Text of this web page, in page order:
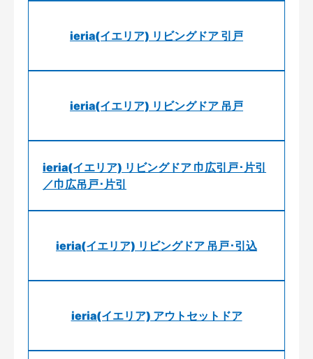
ieria(イエリア) リビングドア 引戸
ieria(イエリア) リビングドア 吊戸
ieria(イエリア) リビングドア 巾広引戸･片引
／巾広吊戸･片引
ieria(イエリア) リビングドア 吊戸･引込
ieria(イエリア) アウトセットドア